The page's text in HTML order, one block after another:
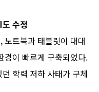
수정
노트북과 태블릿이 대대
경이 빠르게 구축되었다.
학력 저하 사태가 구체